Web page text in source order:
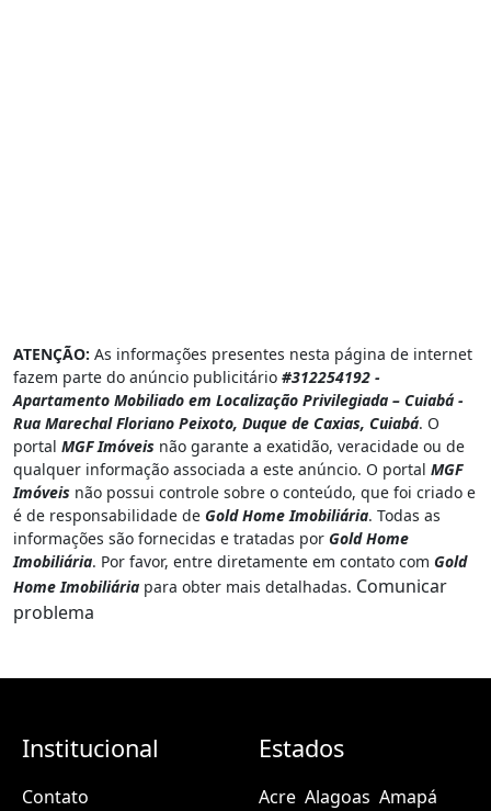
ATENÇÃO: As informações presentes nesta página de internet
fazem parte do anúncio publicitário #312254192 -
Apartamento Mobiliado em Localização Privilegiada – Cuiabá -
Rua Marechal Floriano Peixoto, Duque de Caxias, Cuiabá. O
portal MGF Imóveis não garante a exatidão, veracidade ou de
qualquer informação associada a este anúncio. O portal MGF
Imóveis não possui controle sobre o conteúdo, que foi criado e
é de responsabilidade de Gold Home Imobiliária. Todas as
informações são fornecidas e tratadas por Gold Home
Imobiliária. Por favor, entre diretamente em contato com Gold
Home Imobiliária para obter mais detalhadas. Comunicar
problema
Institucional
Contato
Estados
Acre Alagoas Amapá